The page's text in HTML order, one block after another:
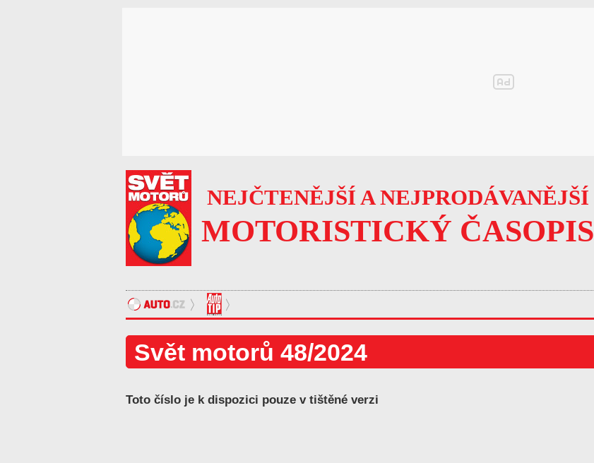
NEJČTENĚJŠÍ A NEJPRODÁVANĚJŠÍ
MOTORISTICKÝ ČASOPIS
Svět motorů 48/2024
Toto číslo je k dispozici pouze v tištěné verzi